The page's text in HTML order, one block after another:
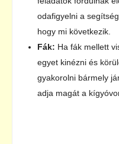
odafigyelni a
hogy mi következik.
Fák: Ha fák mellett
egyet kinézni és
gyakorolni bármely
adja magát a